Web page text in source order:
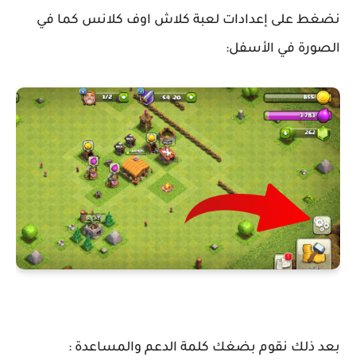
نضغط على إعدادات لعبة كلاش اوف كلانس كما في
الصورة في الأسفل:
بعد ذلك نقوم بضغك كلمة الدعم والمساعدة :